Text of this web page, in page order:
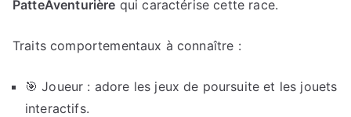
PatteAventurière qui caractérise cette race.
Traits comportementaux à connaître :
🎯 Joueur : adore les jeux de poursuite et les jouets
interactifs.